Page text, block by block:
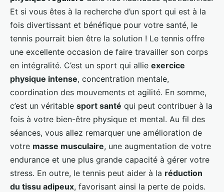
Et si vous êtes à la recherche d’un sport qui est à la
fois divertissant et bénéfique pour votre santé, le
tennis pourrait bien être la solution ! Le tennis offre
une excellente occasion de faire travailler son corps
en intégralité. C’est un sport qui allie exercice
physique intense, concentration mentale,
coordination des mouvements et agilité. En somme,
c’est un véritable sport santé qui peut contribuer à la
fois à votre bien-être physique et mental. Au fil des
séances, vous allez remarquer une amélioration de
votre masse musculaire, une augmentation de votre
endurance et une plus grande capacité à gérer votre
stress. En outre, le tennis peut aider à la réduction
du tissu adipeux, favorisant ainsi la perte de poids.